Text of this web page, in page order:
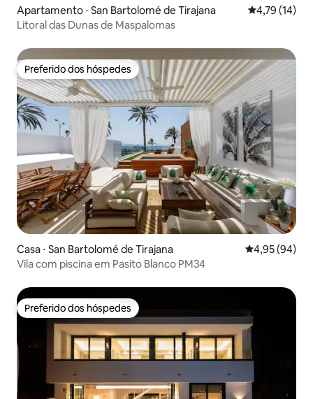
Apartamento ⋅ San Bartolomé de Tirajana 4,79 de uma
4,79 (14)
Litoral das Dunas de Maspalomas
Preferido dos hóspedes
Preferido dos hóspedes
Casa ⋅ San Bartolomé de Tirajana 4,95 de uma
4,95 (94)
Vila com piscina em Pasito Blanco PM34
Preferido dos hóspedes
Preferido dos hóspedes